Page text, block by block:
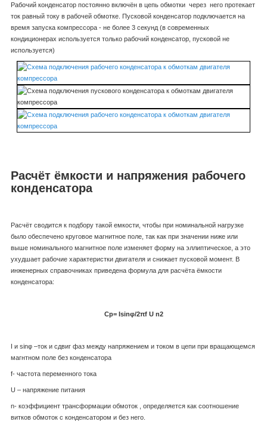
Рабочий конденсатор постоянно включён в цепь обмотки через него протекает
ток равный току в рабочей обмотке. Пусковой конденсатор подключается на
время запуска компрессора - не более 3 секунд (в современных
кондиционерах используется только рабочий конденсатор, пусковой не
используется)
Расчёт ёмкости и напряжения рабочего
конденсатора
Расчёт сводится к подбору такой емкости, чтобы при номинальной нагрузке
было обеспечено круговое магнитное поле, так как при значении ниже или
выше номинального магнитное поле изменяет форму на эллиптическое, а это
ухудшает рабочие характеристки двигателя и снижает пусковой момент. В
инженерных справочниках приведена формула для расчёта ёмкости
конденсатора:
Ср= Isinφ/2πf U n2
I и sinφ –ток и сдвиг фаз между напряжением и током в цепи при вращающемся
магнтном поле без конденсатора
f- частота переменного тока
U – напряжение питания
n- коэффициент трансформации обмоток , определяется как соотношение
витков обмоток с конденсатором и без него.